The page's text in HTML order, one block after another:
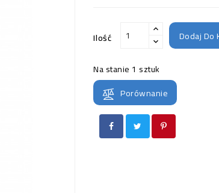
Ilość Dodaj Do
Na stanie 1 sztuk
Porównanie